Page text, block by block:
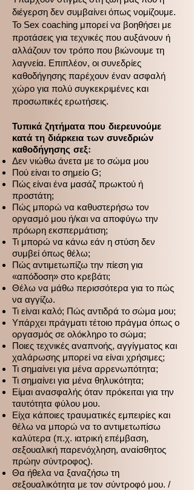
διέγερση δεν συμβαίνει όπως νομίζουμε.
Το Sex coaching μπορεί να βοηθήσει με
προτάσεις για τεχνικές που αυξάνουν ή
αλλάζουν τον τρόπο που βιώνουμε τη
λαγνεία. Επιπλέον, οι συνεδρίες
καθοδήγησης παρέχουν έναν ασφαλή
χώρο για πολύ συγκεκριμένες και
προσωπικές ερωτήσεις.
Τυπικά ζητήματα που διερευνούμε
κατά τη διάρκεια των συνεδριών
καθοδήγησης σεξ:
Δεν νιώθω άνετα με το σώμα μου
Πού είναι το σημείο G;
Πώς είναι ένα μασάζ πρωκτού ή
προστάτη;
Πώς μπορώ να καθυστερήσω τον
οργασμό μου ή/και να αποφύγω την
πρόωρη εκσπερμάτιση;
Τι μπορώ να κάνω εάν η στύση δεν
συμβεί όπως θέλω;
Πώς αντιμετωπίζω την πίεση για
«απόδοση» στο κρεβάτι;
Θέλω να μάθω περισσότερα για το πώς
να αγγίζω.
Τι είναι καλό; Πώς αντιδρά το σώμα μου;
Υπάρχει πράγματι τέτοιο πράγμα όπως ο
οργασμός σε ολόκληρο το σώμα;
Ποιες τεχνικές αναπνοής, αγγίγματος και
χαλάρωσης μπορεί να είναι χρήσιμες;
Τι σημαίνει για μένα αρρενωπότητα;
Τι σημαίνει για μένα θηλυκότητα;
Είμαι ανασφαλής όταν πρόκειται για την
ταυτότητα φύλου μου.
Είχα κάποιες τραυματικές εμπειρίες και
θέλω να μπορώ να το αντιμετωπίσω
καλύτερα (π.χ. ιατρική επέμβαση,
σεξουαλική παρενόχληση, αναίσθητος
πρώην σύντροφος).
Θα ήθελα να ξαναζήσω τη
σεξουαλικότητα με τον σύντροφό μου. /